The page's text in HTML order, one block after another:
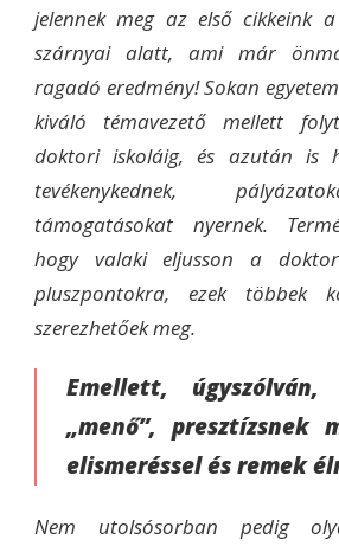
jelennek meg az első cikkeink
szárnyai alatt, ami már
ragadó eredmény! Sokan
kiváló témavezető mellett
doktori iskoláig, és azután is
tevékenykednek,
támogatásokat nyernek.
hogy valaki eljusson a
pluszpontokra, ezek többek
szerezhetőek meg.
Emellett,
„menő”, presztízsnek
elismeréssel és remek
Nem utolsósorban pedig